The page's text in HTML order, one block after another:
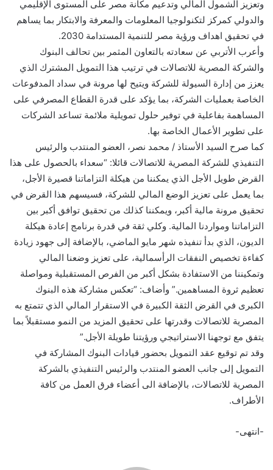
وتعزيز الشمول المالي وتدعيم مكانة مصر على المستوى الإقليمي
والدولي كمركز لتكنولوجيا المعلومات والمعرفة والابتكار بما يساهم
في تحقيق اهداف ورؤية مصر للتنمية المستدامة 2030.
وأعرب الأتربي عن سعادته بالتعاون المثمر بين تحالف البنوك
والشركة المصرية للاتصالات في ترتيب هذا التمويل المشترك الذي
يعزز من إدارة السيولة للشركة ويتيح لها مرونة في سداد المدفوعات
الخاصة بعمليات الشركة، بما يؤكد على قدرة القطاع المصرفي على
المساهمة بفاعلية في توفير حلول تمويلية ملائمة تساعد الشركات
على تطوير الأعمال الخاصة بها.
كما صرح السيد الأستاذ / محمد نصر، العضو المنتدب والرئيس
التنفيذي للشركة المصرية للاتصالات قائلا: “سعداء بالحصول على هذا
القرض طويل الأجل الذي يمكننا من هيكلة التزاماتنا قصيرة الأجل،
بما يعمل على تعزيز الوضع المالي للشركة، فسيسهم هذا القرض في
تحقيق مرونة مالية أكبر، ويمكننا كذلك من تحقيق توافق أكبر بين
التزاماتنا ومواردنا المالية. وكلي ثقة في قدرة برنامج إعادة هيكلة
الديون، الذي بدأ تنفيذه شهر مايو الماضي، بالإضافة إلى جهود زيادة
كفاءة تخصيص النفقات الرأسمالية، على تعزيز وضعنا المالي
وتمكيننا من الاستفادة بشكل أكبر من الفرص المستقبلية ومواصلة
تعظيم ثروة المساهمين.” وأضاف: “تعكس مشاركة هذه البنوك
الكبرى في القرض الثقة الكبيرة في الاستقرار المالي الذي تتمتع به
المصرية للاتصالات وقدرتها على تحقيق المزيد من النمو مستقبلاً بما
يتفق مع توجهنا الاستراتيجي ورؤيتنا طويلة الأجل.”
وقد تم توقيع عقد التمويل بحضور قيادات البنوك المشاركة في
التمويل إلى جانب العضو المنتدب والرئيس التنفيذي بالشركة
المصرية للاتصالات، بالإضافة الى أعضاء فرق العمل من كافة
الأطراف.
-انتهى-